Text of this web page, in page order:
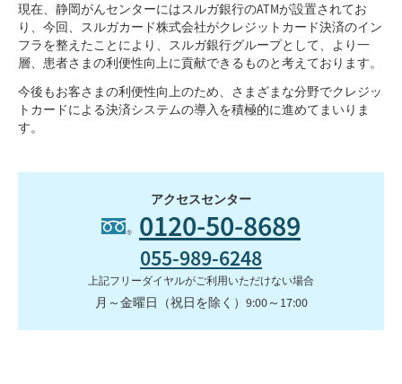
現在、静岡がんセンターにはスルガ銀行のATMが設置されてお
り、今回、スルガカード株式会社がクレジットカード決済のイン
フラを整えたことにより、スルガ銀行グループとして、より一
層、患者さまの利便性向上に貢献できるものと考えております。
今後もお客さまの利便性向上のため、さまざまな分野でクレジッ
トカードによる決済システムの導入を積極的に進めてまいりま
す。
アクセスセンター
0120-50-8689
055-989-6248
上記フリーダイヤルがご利用いただけない場合
月～金曜日（祝日を除く）9:00～17:00